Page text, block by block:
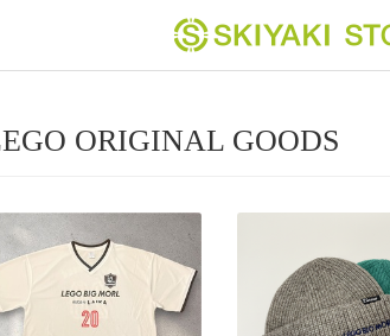
ORIGINAL GOODS